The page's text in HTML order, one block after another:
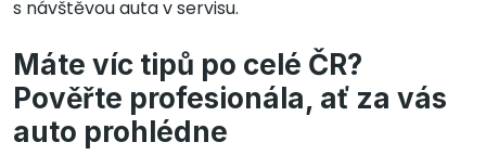
s návštěvou auta v servisu.
Máte víc tipů po celé ČR?
Pověřte profesionála, ať za vás
auto prohlédne